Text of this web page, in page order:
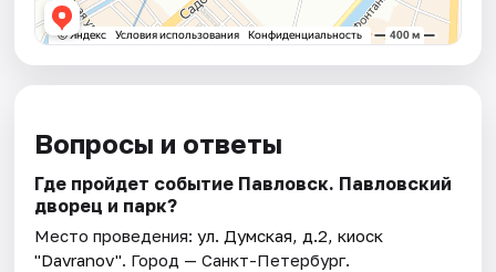
Вопросы и ответы
Где пройдет событие Павловск. Павловский
дворец и парк?
Место проведения:ул. Думская, д.2, киоск
"Davranov". Город — Санкт-Петербург.